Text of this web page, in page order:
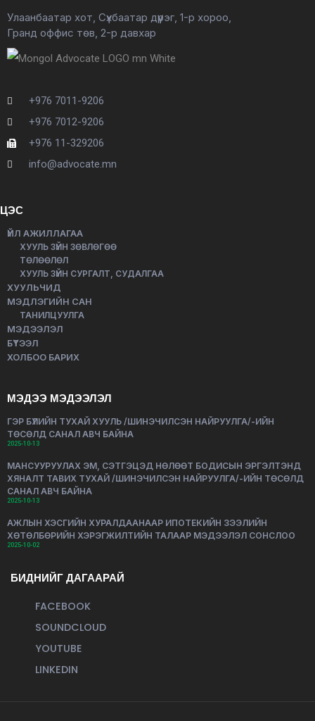
Улаанбаатар хот, Сүхбаатар дүүрэг, 1-р хороо,
Гранд оффис төв, 2-р давхар
+976 7011-9206
+976 7012-9206
+976 11-329206
info@advocate.mn
ЦЭС
ҮЙЛ АЖИЛЛАГАА
ХУУЛЬ ЗҮЙН ЗӨВЛӨГӨӨ
ТӨЛӨӨЛӨЛ
ХУУЛЬ ЗҮЙН СУРГАЛТ, СУДАЛГАА
ХУУЛЬЧИД
МЭДЛЭГИЙН САН
ТАНИЛЦУУЛГА
МЭДЭЭЛЭЛ
БҮТЭЭЛ
ХОЛБОО БАРИХ
МЭДЭЭ МЭДЭЭЛЭЛ
ГЭР БҮЛИЙН ТУХАЙ ХУУЛЬ /ШИНЭЧИЛСЭН НАЙРУУЛГА/-ИЙН
ТӨСӨЛД САНАЛ АВЧ БАЙНА
2025-10-13
МАНСУУРУУЛАХ ЭМ, СЭТГЭЦЭД НӨЛӨӨТ БОДИСЫН ЭРГЭЛТЭНД
ХЯНАЛТ ТАВИХ ТУХАЙ /ШИНЭЧИЛСЭН НАЙРУУЛГА/-ИЙН ТӨСӨЛД
САНАЛ АВЧ БАЙНА
2025-10-13
АЖЛЫН ХЭСГИЙН ХУРАЛДААНААР ИПОТЕКИЙН ЗЭЭЛИЙН
ХӨТӨЛБӨРИЙН ХЭРЭГЖИЛТИЙН ТАЛААР МЭДЭЭЛЭЛ СОНСЛОО
2025-10-02
БИДНИЙГ ДАГААРАЙ
FACEBOOK
SOUNDCLOUD
YOUTUBE
LINKEDIN